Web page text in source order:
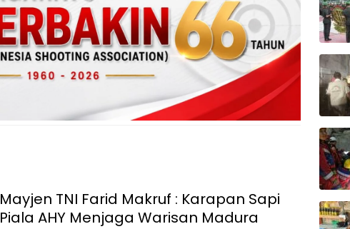
Mayjen TNI Farid Makruf : Karapan Sapi
Piala AHY Menjaga Warisan Madura